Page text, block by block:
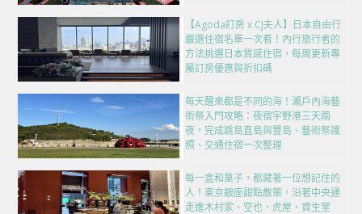
【Agoda訂房 x CJ夫人】日本自由行
嚴選住宿名單一次看！內行旅行者的
方法挑選日本質感住宿，每周更新專
屬訂房優惠與折扣碼
每天醒來都是不同的海！瀨戶內海藝
術祭入門攻略：夜宿宇野港三天兩
夜，完成跳島直島與豐島、藝術祭護
照、交通住宿一次整理
每一盒和菓子，都藏著一位想記住的
人！東京銀座甜點散策，沿著中央通
走進木村家、空也、虎屋、資生堂